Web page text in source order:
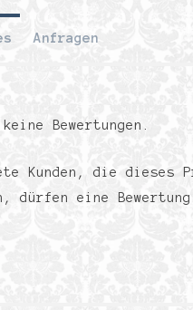
Anfragen
Bewertungen.
Kunden, die dieses
dürfen eine Bewertung